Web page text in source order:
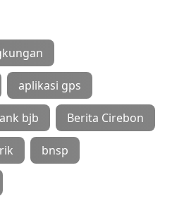
aplikasi gps
bjb Berita Cirebon
bnsp